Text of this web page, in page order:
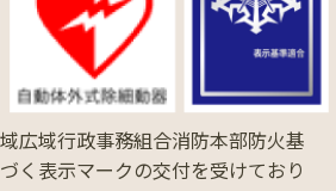
広域行政事務組合消防本部防火基
く表示マークの交付を受けており